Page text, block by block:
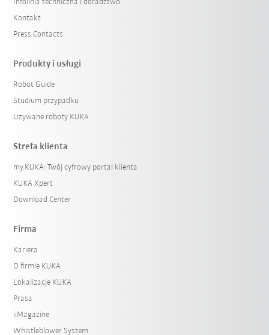
Infolinia techniczna i doradztwo
Kontakt
Press Contacts
Produkty i usługi
Robot Guide
Studium przypadku
Używane roboty KUKA
Strefa klienta
my.KUKA: Twój cyfrowy portal klienta
KUKA Xpert
Download Center
Firma
Kariera
O firmie KUKA
Lokalizacje KUKA
Prasa
iiMagazine
Whistleblower System